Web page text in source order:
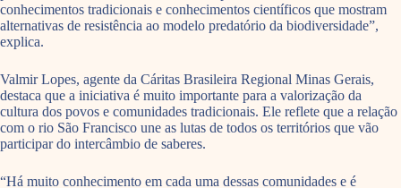
conhecimentos tradicionais e conhecimentos científicos que mostram
alternativas de resistência ao modelo predatório da biodiversidade”,
explica.
Valmir Lopes, agente da Cáritas Brasileira Regional Minas Gerais,
destaca que a iniciativa é muito importante para a valorização da
cultura dos povos e comunidades tradicionais. Ele reflete que a relação
com o rio São Francisco une as lutas de todos os territórios que vão
participar do intercâmbio de saberes.
“Há muito conhecimento em cada uma dessas comunidades e é